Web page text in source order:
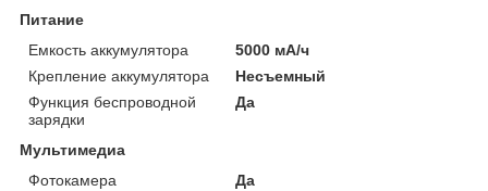
Питание
Емкость аккумулятора
5000 мА/ч
Крепление аккумулятора
Несъемный
Функция беспроводной
зарядки
Да
Мультимедиа
Фотокамера
Да